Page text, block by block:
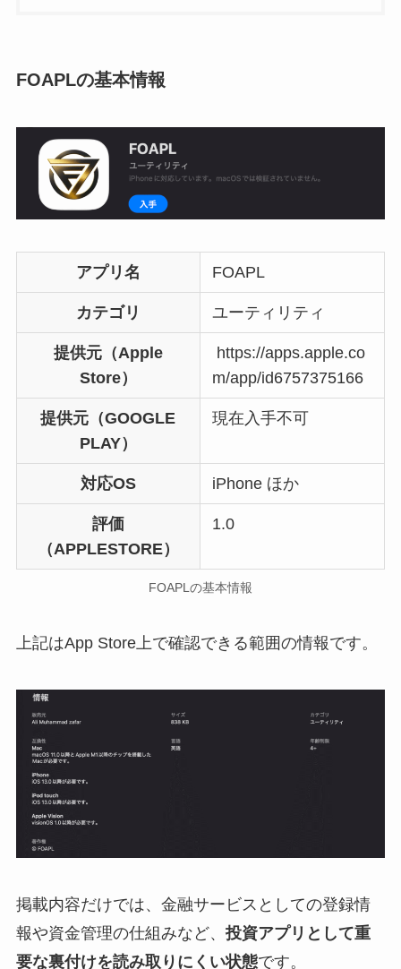
FOAPLの基本情報
アプリ名 FOAPL
カテゴリ ユーティリティ
提供元（Apple
Store）
https://apps.apple.co
m/app/id6757375166
提供元（GOOGLE
PLAY）
現在入手不可
対応OS iPhone ほか
評価
（APPLESTORE）
1.0
FOAPLの基本情報
上記はApp Store上で確認できる範囲の情報です。
掲載内容だけでは、金融サービスとしての登録情
報や資金管理の仕組みなど、 投資アプリとして重
要な裏付けを読み取りにくい状態です。